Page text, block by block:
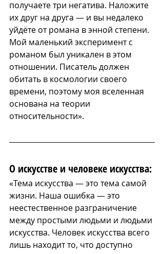
получаете три негатива. Наложите
их друг на друга — и вы недалеко
уйдёте от романа в энной степени.
Мой маленький эксперимент с
романом был уникален в этом
отношении. Писатель должен
обитать в космологии своего
времени, поэтому моя вселенная
основана на теории
относительности».
О искусстве и человеке искусства:
«Тема искусства — это тема самой
жизни. Наша ошибка — это
неестественное разграничение
между простыми людьми и людьми
искусства. Человек искусства всего
лишь находит то, что доступно